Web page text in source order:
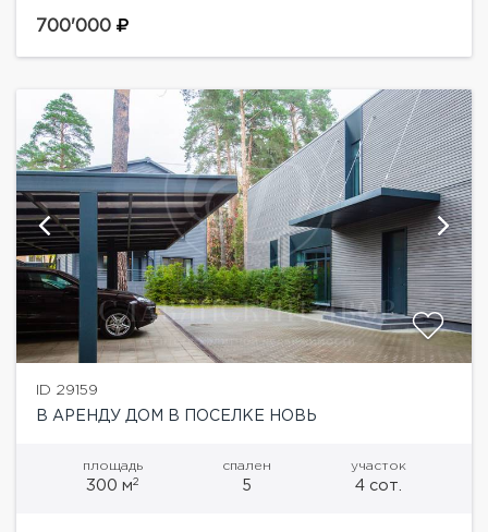
спален, 7 с/у,...
700'000
ID 29159
В АРЕНДУ ДОМ В ПОСЕЛКЕ НОВЬ
площадь
300 м2
спален
5
участок
4 сот.